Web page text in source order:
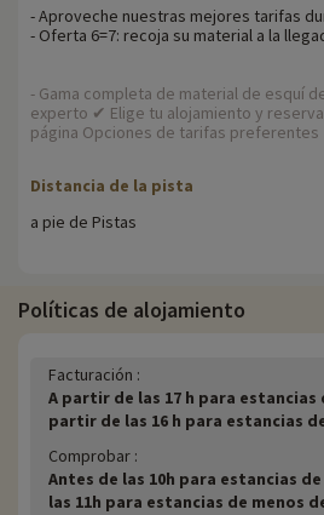
- Aproveche nuestras mejores tarifas
- Oferta 6=7: recoja su material a la
- Gama completa de material de esquí
experto ✔ Elige tu alojamiento y
página Opciones de tarifas preferentes
Distancia de la pista
a pie de Pistas
Políticas de alojamiento
Facturación :
A partir de las 17 h para estancias
partir de las 16 h para estancias
Comprobar :
Antes de las 10h para estancias
las 11h para estancias de menos